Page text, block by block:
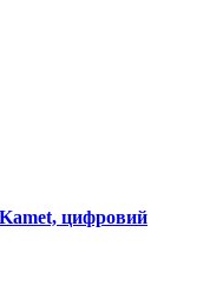
цифровий